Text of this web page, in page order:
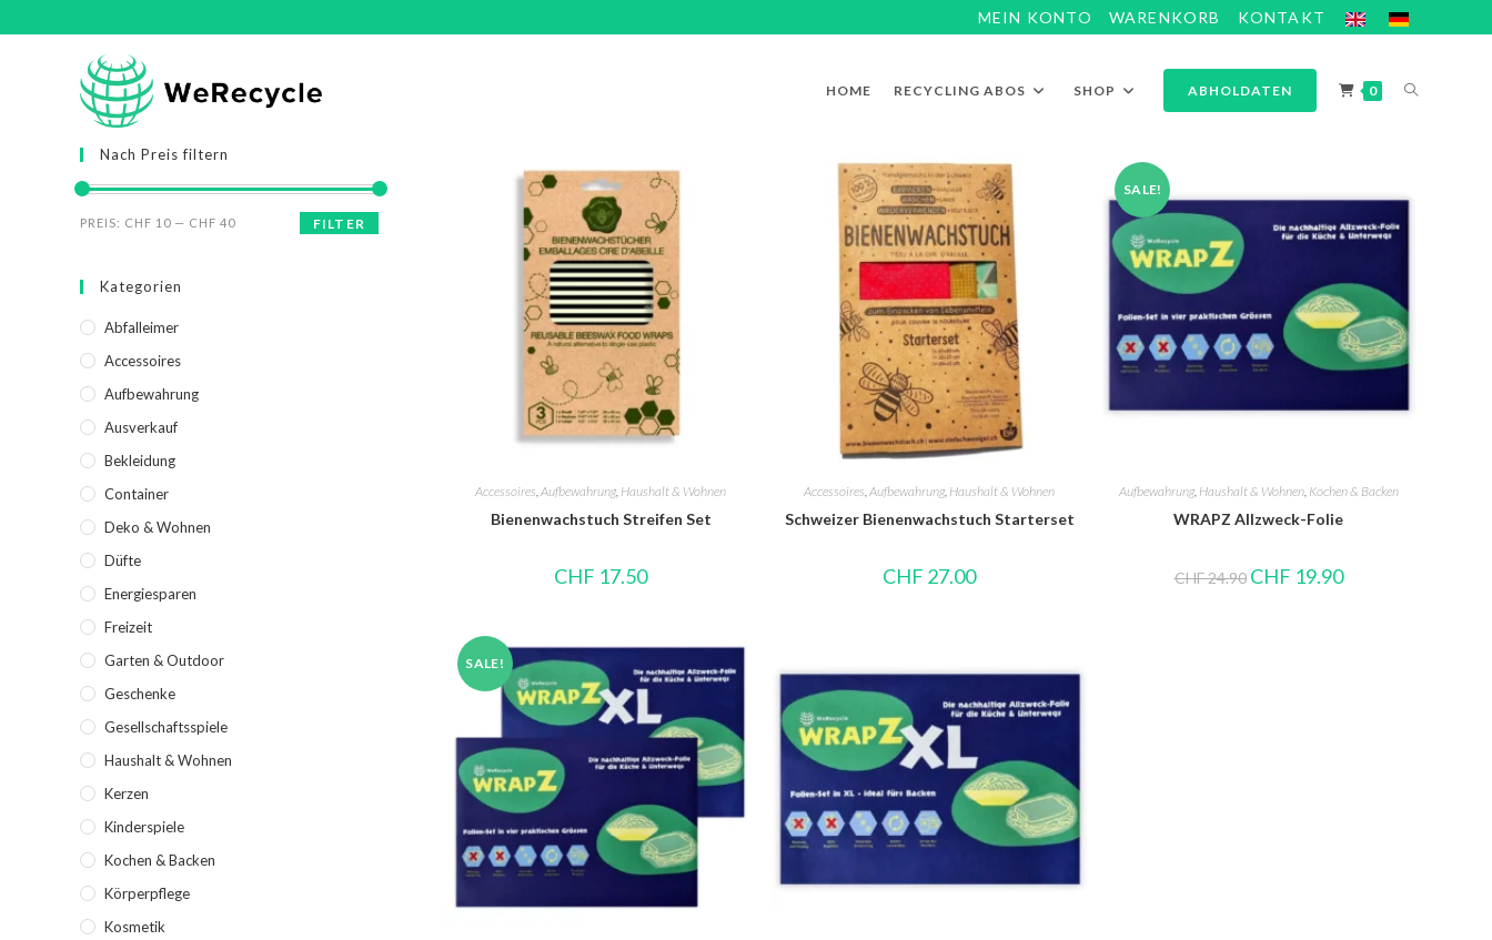
MEIN KONTO WARENKORB KONTAKT
HOME RECYCLING ABOS SHOP ABHOLDATEN 0
Accessoires ,Aufbewahrung, Haushalt & Wohnen
Bienenwachstuch Streifen Set
CHF 17.50
Accessoires ,Aufbewahrung, Haushalt & Wohnen
Schweizer Bienenwachstuch Starterset
CHF 27.00
SALE!
Aufbewahrung, Haushalt & Wohnen, Kochen & Backen
WRAPZ Allzweck-Folie
CHF24.90 CHF 19.90
SALE!
Nach Preis filtern
FILTER
PREIS: CHF 10 — CHF 40
Kategorien
Abfalleimer
Accessoires
Aufbewahrung
Ausverkauf
Bekleidung
Container
Deko & Wohnen
Düfte
Energiesparen
Freizeit
Garten & Outdoor
Geschenke
Gesellschaftsspiele
Haushalt & Wohnen
Kerzen
Kinderspiele
Kochen & Backen
Körperpflege
Kosmetik